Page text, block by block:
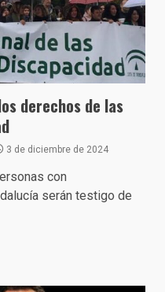
derechos de las
3 de diciembre de 2024
con
serán testigo de